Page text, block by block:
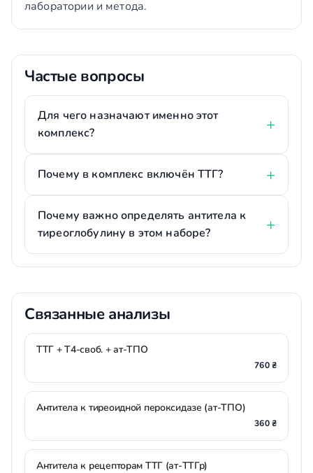
лаборатории и метода.
Частые вопросы
Для чего назначают именно этот
комплекс?
Почему в комплекс включён ТТГ?
Почему важно определять антитела к
тиреоглобулину в этом наборе?
Связанные анализы
ТТГ + Т4-своб. + ат-ТПО
760 ₴
Антитела к тиреоидной пероксидазе (ат-ТПО)
360 ₴
Антитела к рецепторам ТТГ (ат-ТТГр)